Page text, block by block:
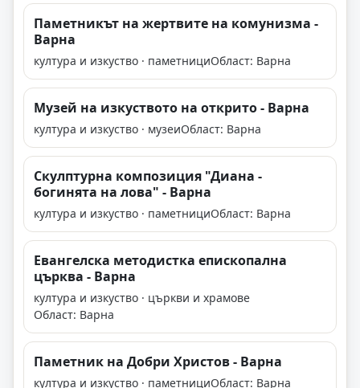
Паметникът на жертвите на комунизма -
Варна
култура и изкуство · паметнициОбласт: Варна
Музей на изкуството на открито - Варна
култура и изкуство · музеиОбласт: Варна
Скулптурна композиция "Диана -
богинята на лова" - Варна
култура и изкуство · паметнициОбласт: Варна
Евангелска методистка епископална
църква - Варна
култура и изкуство · църкви и храмове
Област: Варна
Паметник на Добри Христов - Варна
култура и изкуство · паметнициОбласт: Варна